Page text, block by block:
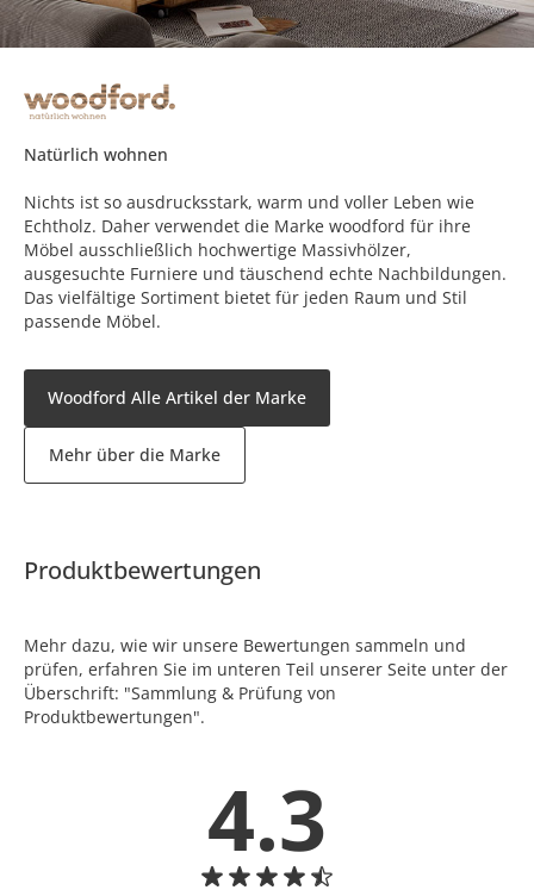
Natürlich wohnen
Nichts ist so ausdrucksstark, warm und voller Leben wie
Echtholz. Daher verwendet die Marke woodford für ihre
Möbel ausschließlich hochwertige Massivhölzer,
ausgesuchte Furniere und täuschend echte Nachbildungen.
Das vielfältige Sortiment bietet für jeden Raum und Stil
passende Möbel.
Woodford Alle Artikel der Marke
Mehr über die Marke
Produktbewertungen
Mehr dazu, wie wir unsere Bewertungen sammeln und
prüfen, erfahren Sie im unteren Teil unserer Seite unter der
Überschrift: "Sammlung & Prüfung von
Produktbewertungen".
4.3